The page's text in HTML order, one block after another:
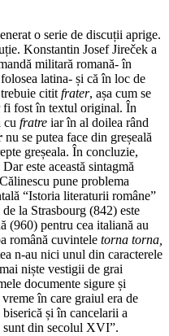
o serie de discuții aprige.
Konstantin Josef Jireček a
militară romană- în
latina- și că în loc de
citit frater, așa cum se
fi fost în textul original. În
cu fratre iar în al doilea rând
nu se putea face din greșeală
greșeala. În concluzie,
este această sintagmă
pune problema
“Istoria literaturii române”
la Strasbourg (842) este
(960) pentru cea italiană au
română cuvintele torna torna,
n-au nici unul din caracterele
niște vestigii de grai
documente sigure și
în care graiul era de
și în cancelarii a
sunt din secolul XVI”.